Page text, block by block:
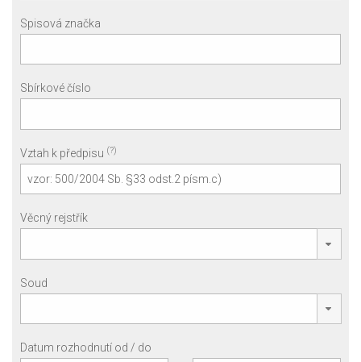
Spisová značka
Sbírkové číslo
Vztah k předpisu (?)
Věcný rejstřík
Soud
Datum rozhodnutí od / do